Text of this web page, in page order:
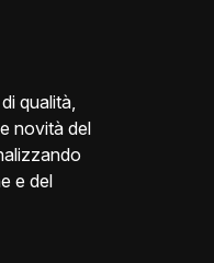
qualità,
novità del
e del